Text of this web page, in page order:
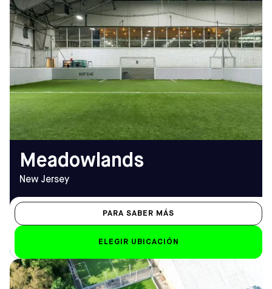
HORARIO DE
APERTURA
De lunes a viernes
De 12:00 a 2:00 (los
viernes a partir de las
11:00)
Sáb-Dom
7.00 h - 2.00 h
DIRECCIÓN
2 Palmer Terrace, Carlstadt,
NJ 07072, Estados Unidos
Cómo llegar
TELÉFONO
(201) 345-5434
EMAIL
meadowlands@sofive.com
Meadowlands
New Jersey
PARA SABER MÁS
ELEGIR UBICACIÓN
HORARIO DE
DIRECCIÓN